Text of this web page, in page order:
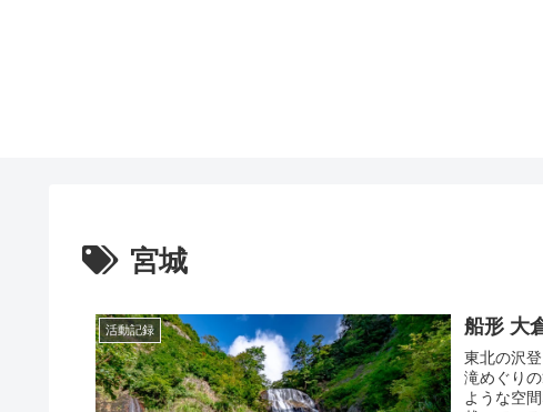
宮城
活動記録 船形 大
東北の沢
滝めぐり
ような空